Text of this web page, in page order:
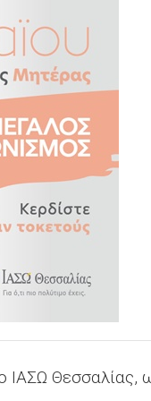
Θεσσαλίας,